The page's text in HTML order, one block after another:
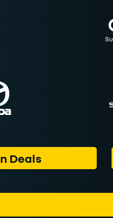
Deals